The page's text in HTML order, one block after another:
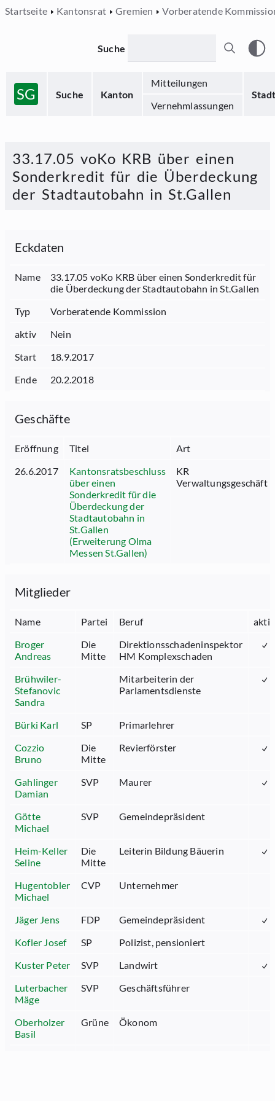
Startseite Kantonsrat Gremien Vorberatende
SG Suche Kanton
Mitteilungen
Stadt
Vernehmlassungen
Suche
33.17.05 voKo KRB über einen
Sonderkredit für die Überdeckung
der Stadtautobahn in St.Gallen
Eckdaten
Name
33.17.05 voKo KRB über einen Sonderkredit für
die Überdeckung der Stadtautobahn in St.Gallen
Typ
Vorberatende Kommission
aktiv
Nein
Start
18.9.2017
Ende
20.2.2018
Geschäfte
Eröffnung Titel
Art
26.6.2017
Kantonsratsbeschluss
über einen
Sonderkredit für die
Überdeckung der
Stadtautobahn in
St.Gallen
(Erweiterung Olma
Messen St.Gallen)
KR
Verwaltungsgeschäft
Mitglieder
Name Partei Beruf
aktiv
Broger
Andreas
Die
Mitte
Direktionsschadeninspektor
HM Komplexschaden
Brühwiler-
Stefanovic
Sandra
Mitarbeiterin der
Parlamentsdienste
Bürki Karl SP
Primarlehrer
Cozzio
Bruno
Die
Mitte
Revierförster
Gahlinger
Damian
SVP Maurer
Götte
Michael
SVP Gemeindepräsident
Heim-Keller
Seline
Die
Mitte
Leiterin Bildung Bäuerin
Hugentobler
Michael
CVP Unternehmer
Jäger Jens FDP
Gemeindepräsident
Kofler Josef
SP
Polizist, pensioniert
Kuster Peter
SVP
Landwirt
Luterbacher
Mäge
SVP Geschäftsführer
Oberholzer
Basil
Grüne Ökonom